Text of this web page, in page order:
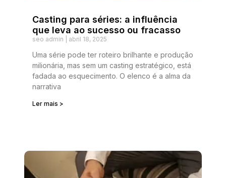
Casting para séries: a influência
que leva ao sucesso ou fracasso
seo admin abril 18, 2025
Uma série pode ter roteiro brilhante e produção
milionária, mas sem um casting estratégico, está
fadada ao esquecimento. O elenco é a alma da
narrativa
Ler mais >